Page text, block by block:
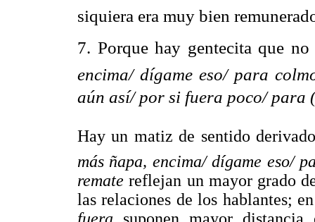
siquiera era muy bien
7. Porque hay gentecita que
encima/ dígame eso/ para
aún así/ por si fuera poco/ para
Hay un matiz de sentido
más ñapa, encima/ dígame eso/
rematereflejan un mayor grado
las relaciones de los hablantes;